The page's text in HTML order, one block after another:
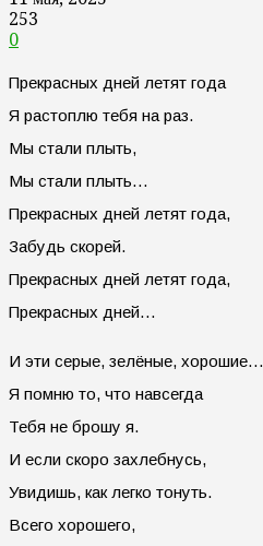
253
0
Прекрасных дней летят года
Я растоплю тебя на раз.
Мы стали плыть,
Мы стали плыть…
Прекрасных дней летят года,
Забудь скорей.
Прекрасных дней летят года,
Прекрасных дней…
И эти серые, зелёные, хорошие…
Я помню то, что навсегда
Тебя не брошу я.
И если скоро захлебнусь,
Увидишь, как легко тонуть.
Всего хорошего,